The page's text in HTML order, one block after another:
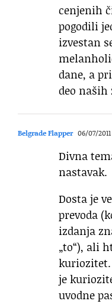
cenjenih
pogodili
izvestan
dane, a
deo naših
Belgrade Flapper 06/07/
Divna
nastavak.
Dosta je
prevoda
izdanja
„to“), ali
je
uvodne